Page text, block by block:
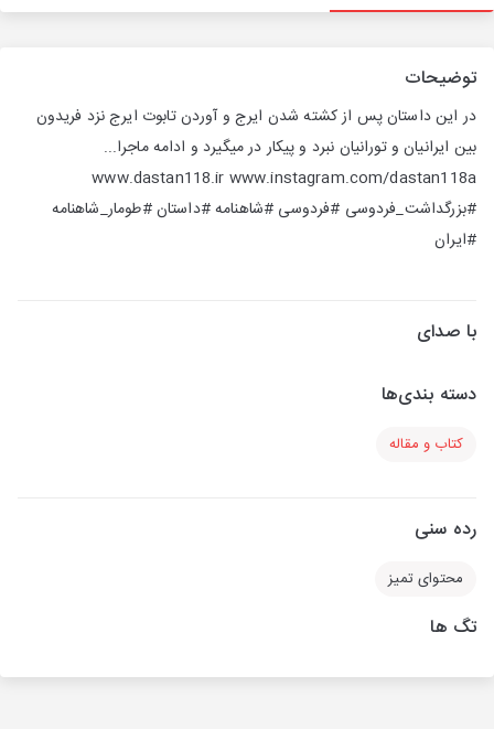
توضیحات
در این داستان پس از کشته شدن ایرج و آوردن تابوت ایرج نزد فریدون
بین ایرانیان و تورانیان نبرد و پیکار در میگیرد و ادامه ماجرا...
www.dastan118.ir www.instagram.com/dastan118a
#بزرگداشت_فردوسی #فردوسی #شاهنامه #داستان #طومار_شاهنامه
#ایران
با صدای
دسته بندی‌ها
کتاب و مقاله
رده سنی
محتوای تمیز
تگ ها